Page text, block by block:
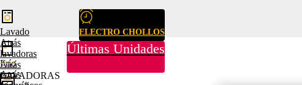
ELECTRO CHOLLOS
Últimas Unidades
Lavado
Atrás
lavadoras
Atrás
LAVADORAS
Frío
Atrás